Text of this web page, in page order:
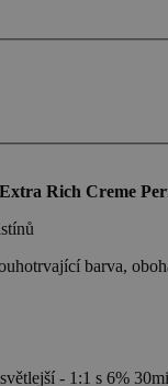
Rich Creme
barva,
- 1:1 s 6%